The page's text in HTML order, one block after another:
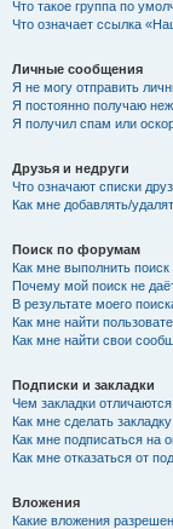
Что такое группа по
Что означает ссылка
Личные сообщения
Я не могу отправить
Я постоянно получаю
Я получил спам или
Друзья и недруги
Что означают списки
Как мне добавлять/
Поиск по форумам
Как мне выполнить
Почему мой поиск не
В результате моего
Как мне найти
Как мне найти свои
Подписки и закладки
Чем закладки
Как мне сделать
Как мне подписаться на
Как мне отказаться от
Вложения
Какие вложения